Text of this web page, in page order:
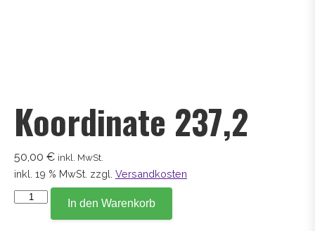
Koordinate 237,2
50,00 € inkl. MwSt.
inkl. 19 % MwSt. zzgl. Versandkosten
Koordinate
In den Warenkorb